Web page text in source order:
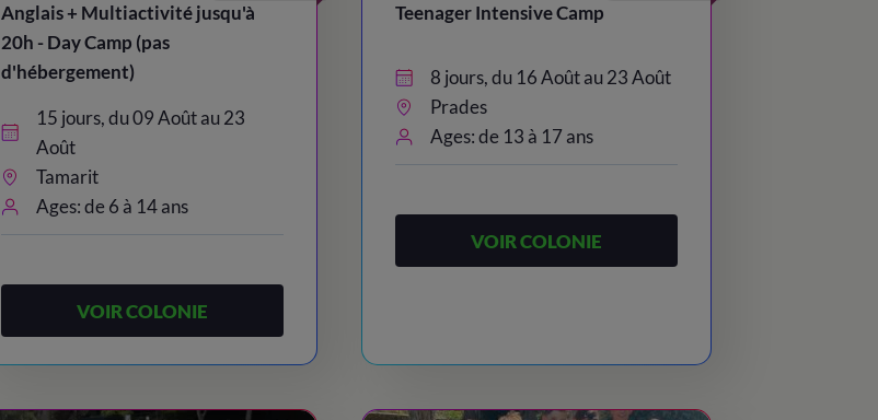
Anglais + Multiactivité jusqu'à
20h - Day Camp (pas
d'hébergement)
15 jours, du 09 Août au 23
Août
Tamarit
Ages: de 6 à 14 ans
VOIR COLONIE
Teenager Intensive Camp
8 jours, du 16 Août au 23 Août
Prades
Ages: de 13 à 17 ans
VOIR COLONIE